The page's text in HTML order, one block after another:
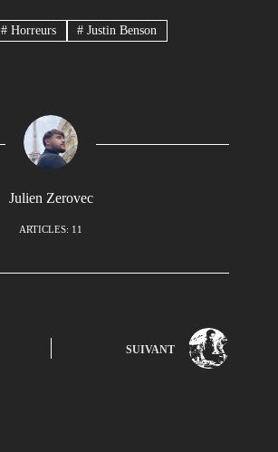
#Horreurs # Justin Benson
Julien Zerovec
ARTICLES: 11
SUIVANT